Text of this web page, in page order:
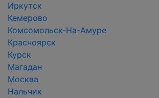
Иркутск
Кемерово
Комсомольск-На-Амуре
Красноярск
Курск
Магадан
Москва
Нальчик